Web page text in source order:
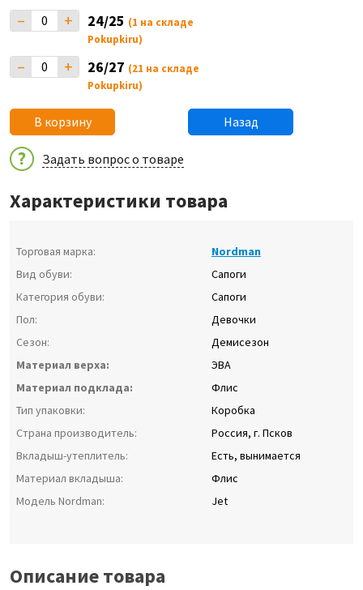
– + 24/25 (1 на складе
Pokupkiru)
– + 26/27 (21 на складе
Pokupkiru)
В корзину Назад
Задать вопрос о товаре
Характеристики товара
Торговая марка:
Nordman
Вид обуви:
Сапоги
Категория обуви:
Сапоги
Пол:
Девочки
Сезон:
Демисезон
Материал верха:
ЭВА
Материал подклада:
Флис
Тип упаковки:
Коробка
Страна производитель:
Россия, г. Псков
Вкладыш-утеплитель:
Есть, вынимается
Материал вкладыша:
Флис
Модель Nordman:
Jet
Описание товара